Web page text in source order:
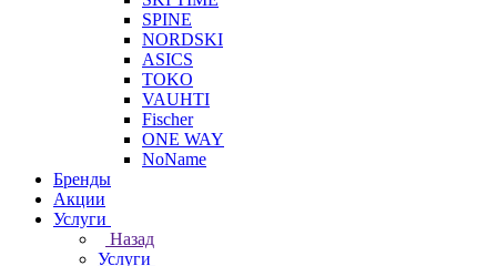
SPINE
NORDSKI
ASICS
TOKO
VAUHTI
Fischer
ONE WAY
NoName
Бренды
Акции
Услуги
Назад
Услуги